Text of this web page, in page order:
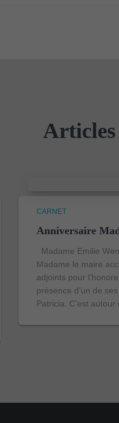
CARNET
Anniversaire
Madame Emilie
Madame le maire
adjoints pour
présence d’un de
Patricia. C’est autour